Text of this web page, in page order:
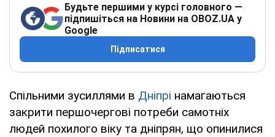
Будьте першими у курсі головного —
підпишіться на Новини на OBOZ.UA у
Google
Підписатися
Спільними зусиллями в Дніпрі намагаються
закрити першочергові потреби самотніх
людей похилого віку та дніпрян, що опинилися